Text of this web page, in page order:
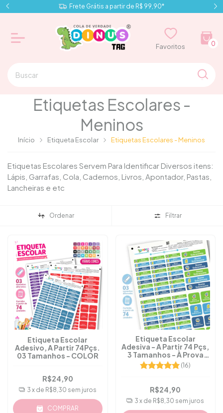
Frete Grátis a partir de R$ 99,90*
⠀⠀Favoritos⠀⠀ 0
Etiquetas Escolares -
Meninos
Início Etiqueta Escolar Etiquetas Escolares - Meninos
Etiquetas Escolares Servem Para Identificar Diversos itens:
Lápis, Garrafas, Cola, Cadernos, Livros, Apontador, Pastas,
Lancheiras e etc
Ordenar Filtrar
Etiqueta Escolar
Adesivo, A Partir 74Pçs.
03 Tamanhos - COLOR
R$24,90
3 x de R$8,30 sem juros
COMPRAR
Etiqueta Escolar
Adesiva - A Partir 74 Pçs,
3 Tamanhos - À Prova
D'água - M.11
(16)
R$24,90
3 x de R$8,30 sem juros